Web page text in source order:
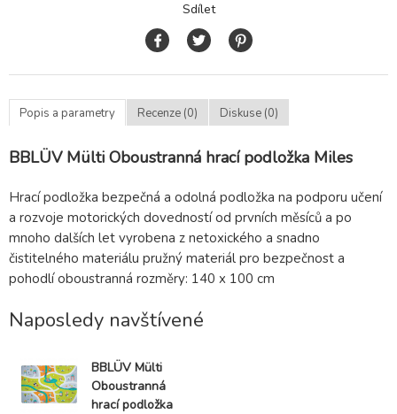
Sdílet
Popis a parametry Recenze (0) Diskuse (0)
BBLÜV Mülti Oboustranná hrací podložka Miles
Hrací podložka bezpečná a odolná podložka na podporu učení
a rozvoje motorických dovedností od prvních měsíců a po
mnoho dalších let vyrobena z netoxického a snadno
čistitelného materiálu pružný materiál pro bezpečnost a
pohodlí oboustranná rozměry: 140 x 100 cm
Naposledy navštívené
BBLÜV Mülti
Oboustranná
hrací podložka